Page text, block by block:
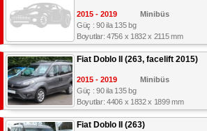
2015 - 2019
Minibüs
Güç : 90 ila 135 bg
Boyutlar: 4756 x 1832 x 2115 mm
Fiat Doblo II (263, facelift 2015)
2015 - 2019
Minibüs
Güç : 90 ila 135 bg
Boyutlar: 4406 x 1832 x 1899 mm
Fiat Doblo II (263)